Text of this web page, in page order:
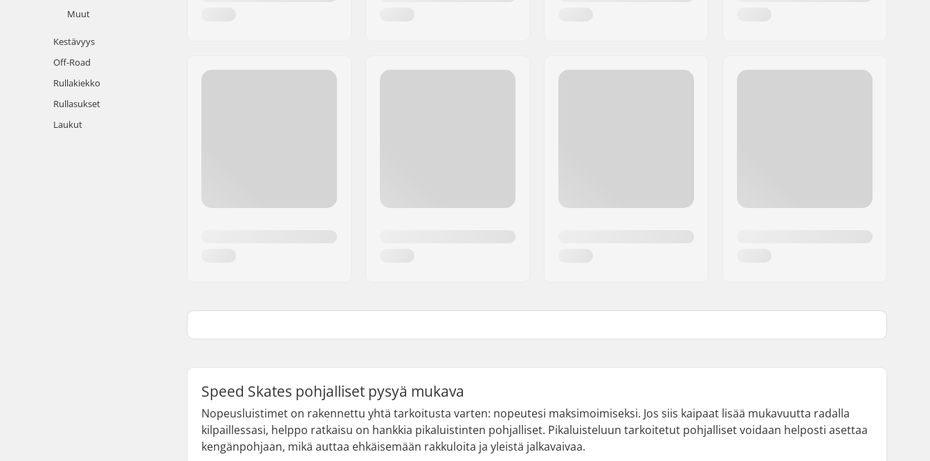
Muut
Kestävyys
Off-Road
Rullakiekko
Rullasukset
Laukut
Speed Skates pohjalliset pysyä mukava
Nopeusluistimet on rakennettu yhtä tarkoitusta varten: nopeutesi maksimoimiseksi. Jos siis kaipaat lisää mukavuutta radalla
kilpaillessasi, helppo ratkaisu on hankkia pikaluistinten pohjalliset. Pikaluisteluun tarkoitetut pohjalliset voidaan helposti asettaa
kengänpohjaan, mikä auttaa ehkäisemään rakkuloita ja yleistä jalkavaivaa.